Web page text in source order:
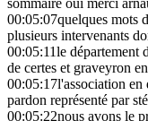
sommaire oui merci
00:05:07quelques mots
plusieurs intervenants
00:05:11le département
de certes et graveyron
00:05:17l'association en
pardon représenté par
00:05:22nous avons le